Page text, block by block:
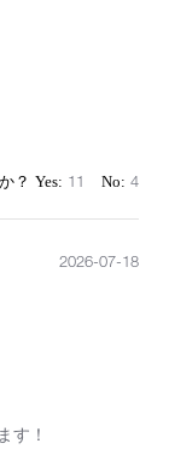
11 4
す！
2026-07-18